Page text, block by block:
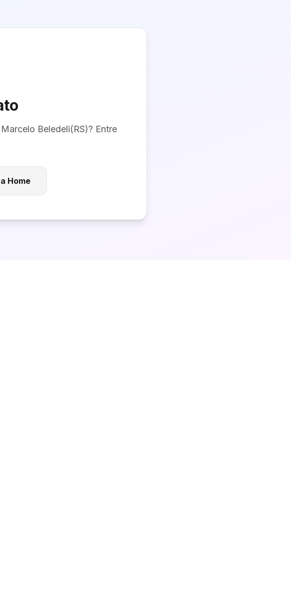
Marcelo Beledeli(RS)? Entre
Home